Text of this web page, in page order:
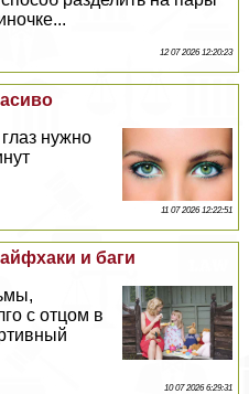
12 07 2026 12:20:23
нужно
11 07 2026 12:22:51
и баги
с отцом в
10 07 2026 6:29:31